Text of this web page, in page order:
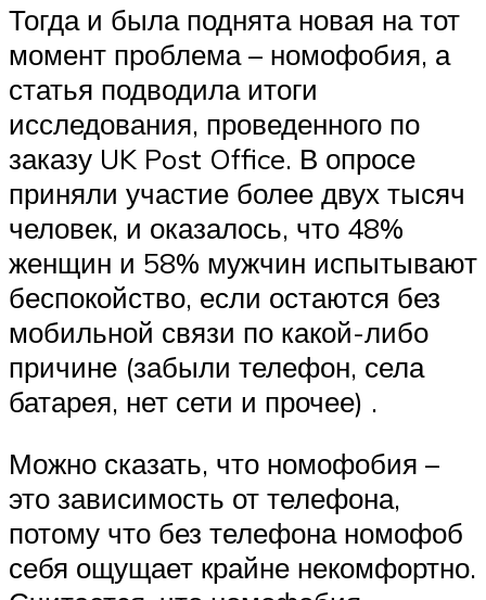
Тогда и была поднята новая на тот
момент проблема – номофобия, а
статья подводила итоги
исследования, проведенного по
заказу UK Post Office. В опросе
приняли участие более двух тысяч
человек, и оказалось, что 48%
женщин и 58% мужчин испытывают
беспокойство, если остаются без
мобильной связи по какой-либо
причине (забыли телефон, села
батарея, нет сети и прочее) .
Можно сказать, что номофобия –
это зависимость от телефона,
потому что без телефона номофоб
себя ощущает крайне некомфортно.